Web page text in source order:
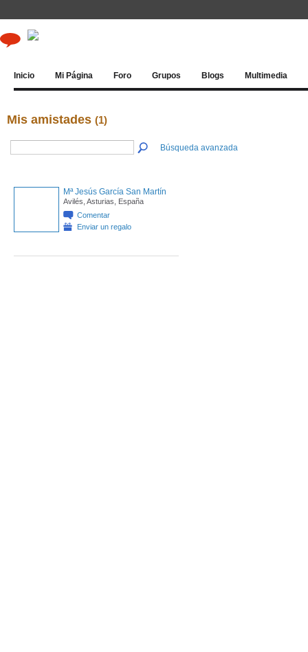
Inicio Mi Página Foro Grupos Blogs Multimedia
Mis amistades (1)
Búsqueda avanzada
Mª Jesús García San Martín
Avilés, Asturias, España
Comentar
Enviar un regalo